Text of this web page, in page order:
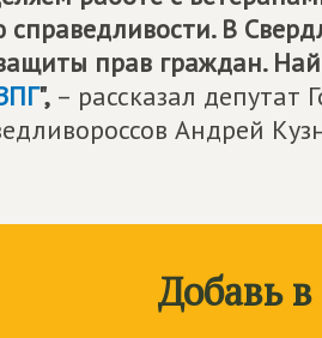
В
прав граждан.
", – рассказал депутат
Андрей
Добавь